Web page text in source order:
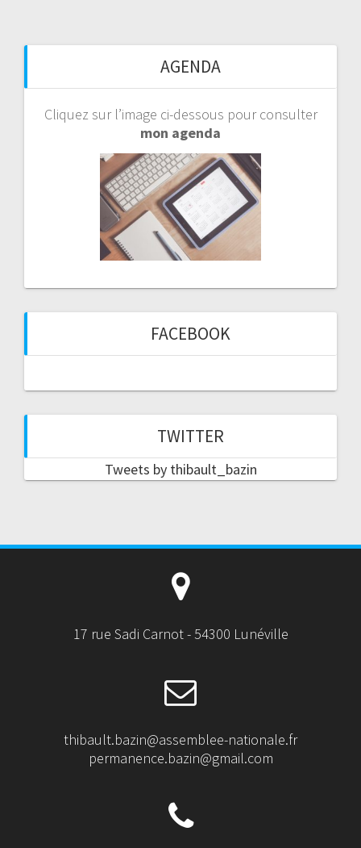
AGENDA
Cliquez sur l’image ci-dessous pour consulter
mon agenda
FACEBOOK
TWITTER
Tweets by thibault_bazin
17 rue Sadi Carnot - 54300 Lunéville
thibault.bazin@assemblee-nationale.fr
permanence.bazin@gmail.com